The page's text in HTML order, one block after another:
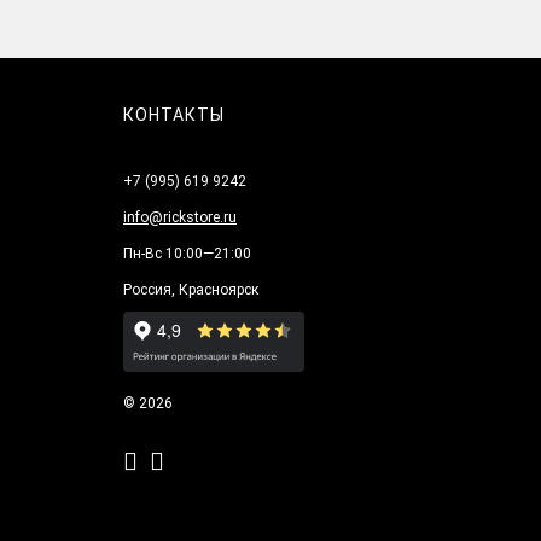
КОНТАКТЫ
+7 (995) 619 9242
info@rickstore.ru
Пн-Вс 10:00—21:00
Россия, Красноярск
© 2026